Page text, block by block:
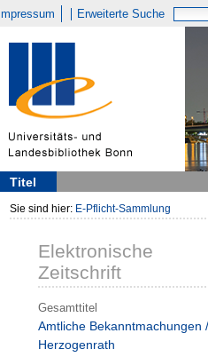
Impressum Erweiterte Suche
Titel
Sie sind hier: E-Pflicht-Sammlung
Elektronische
Zeitschrift
Gesamttitel
Amtliche Bekanntmachungen /
Herzogenrath